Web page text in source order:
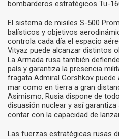
bombarderos estratégicos Tu-
El sistema de misiles S-500
balísticos y objetivos
controla cada día el espacio
Vityaz puede alcanzar distintos
La Armada rusa también
país y garantiza la presencia
fragata Admiral Gorshkov
mar como en tierra a gran
Asimismo, Rusia dispone de
disuasión nuclear y así
contar con la capacidad de
Las fuerzas estratégicas rusas